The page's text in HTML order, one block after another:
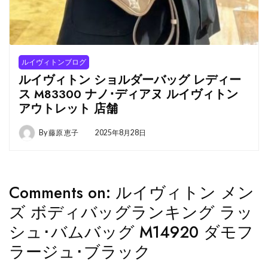
ルイヴィトンブログ
ルイヴィトン ショルダーバッグ レディー
ス M83300 ナノ･ディアヌ ルイヴィトン
アウトレット 店舗
By藤原 恵子 2025年8月28日
Comments on: ルイヴィトン メン
ズ ボディバッグランキング ラッ
シュ･バムバッグ M14920 ダモフ
ラージュ･ブラック